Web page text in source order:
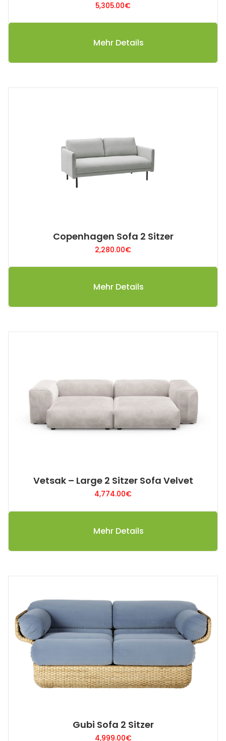
mit
5,305.00€
Mehr Details
Copenhagen Sofa 2 Sitzer
2,280.00€
Mehr Details
Vetsak – Large 2 Sitzer Sofa Velvet
4,774.00€
Mehr Details
Gubi Sofa 2 Sitzer
4,999.00€